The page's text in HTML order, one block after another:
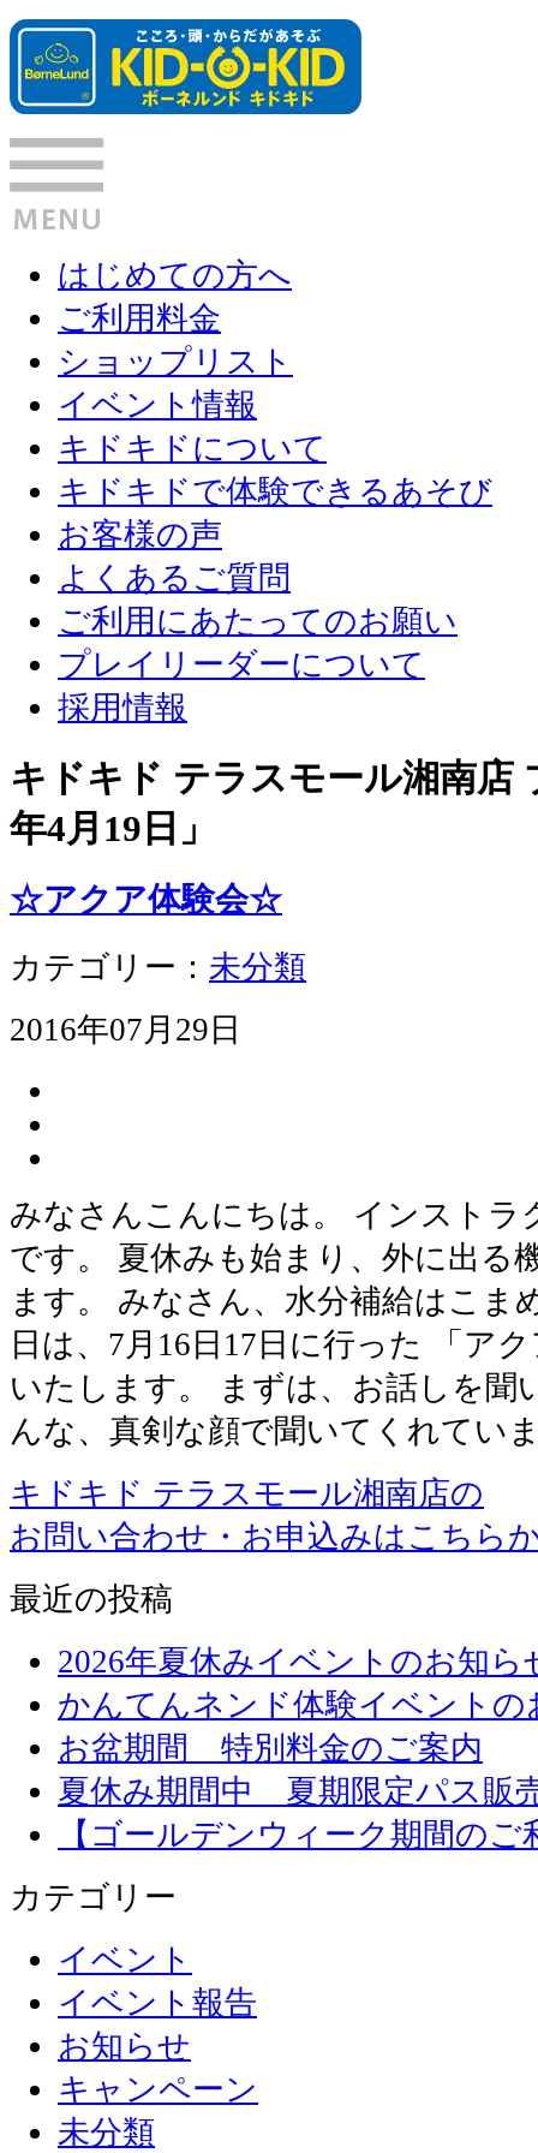
はじめての方へ
ご利用料金
ショップリスト
イベント情報
キドキドについて
キドキドで体験できるあそび
お客様の声
よくあるご質問
ご利用にあたってのお願い
プレイリーダーについて
採用情報
キドキド テラスモール湘南
年4月19日 」
☆アクア体験会☆
カテゴリー： 未分類
2016年07月29日
みなさんこんにちは。 インストラ
です。 夏休みも始まり、外に出る
ます。 みなさん、水分補給はこま
日は、7月16日17日に行った 「ア
いたします。 まずは、お話しを聞
んな、真剣な顔で聞いてくれてい
キドキド テラスモール湘南店の
お問い合わせ・お申込みはこちら
最近の投稿
2026年夏休みイベントのお知
かんてんネンド体験イベント
お盆期間 特別料金のご案内
夏休み期間中 夏期限定パス販
【ゴールデンウィーク期間の
カテゴリー
イベント
イベント報告
お知らせ
キャンペーン
未分類